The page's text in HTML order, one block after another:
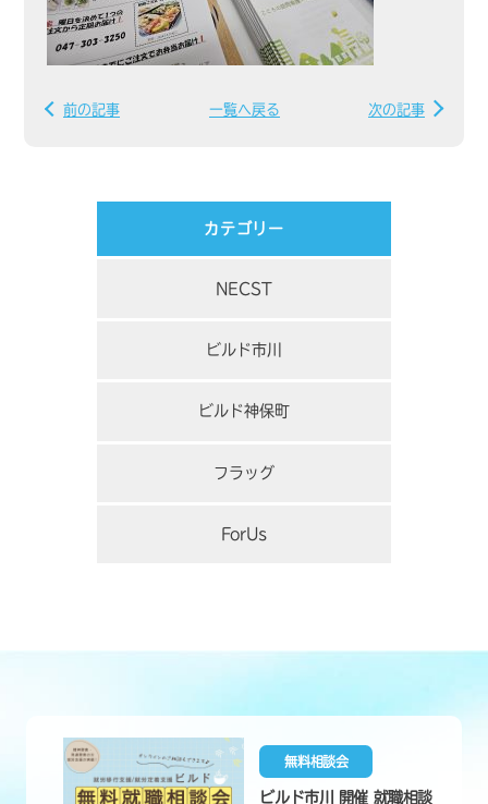
前の記事 一覧へ戻る 次の記事
カテゴリー
NECST
ビルド市川
ビルド神保町
フラッグ
ForUs
無料相談会
ビルド市川 開催 就職相談